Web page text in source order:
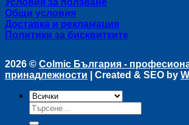
Условия за ползване
Общи условия
Доставка и рекламация
Политики за бисквитките
2026 © Colmic България -
принадлежности | Created & SEO by
Търсене
за: